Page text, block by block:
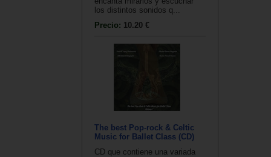
los distintos sonidos q...
Precio: 10.20 €
The best Pop-rock & Celtic
Music for Ballet Class (CD)
CD que contiene una variada